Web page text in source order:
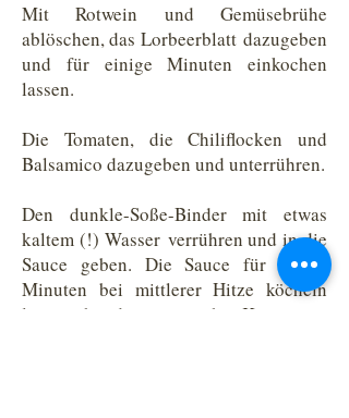
Mit Rotwein und Gemüsebrühe
ablöschen, das Lorbeerblatt dazugeben
und für einige Minuten einkochen
lassen.
Die Tomaten, die Chiliflocken und
Balsamico dazugeben und unterrühren.
Den dunkle-Soße-Binder mit etwas
kaltem (!) Wasser verrühren und in die
Sauce geben. Die Sauce für einige
Minuten bei mittlerer Hitze köcheln
lassen, bis die gewünschte Konsistenz